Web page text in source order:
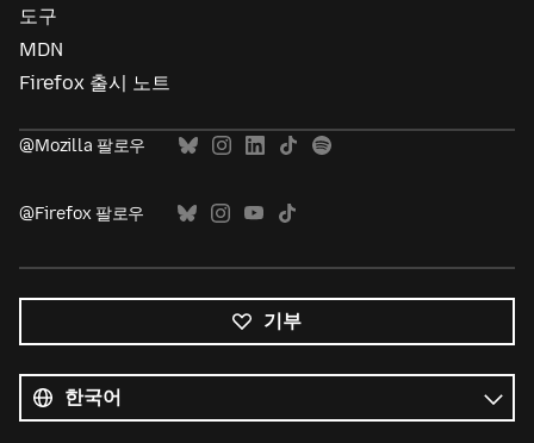
도구
MDN
Firefox 출시 노트
@Mozilla 팔로우
@Firefox 팔로우
기부
언어
언어